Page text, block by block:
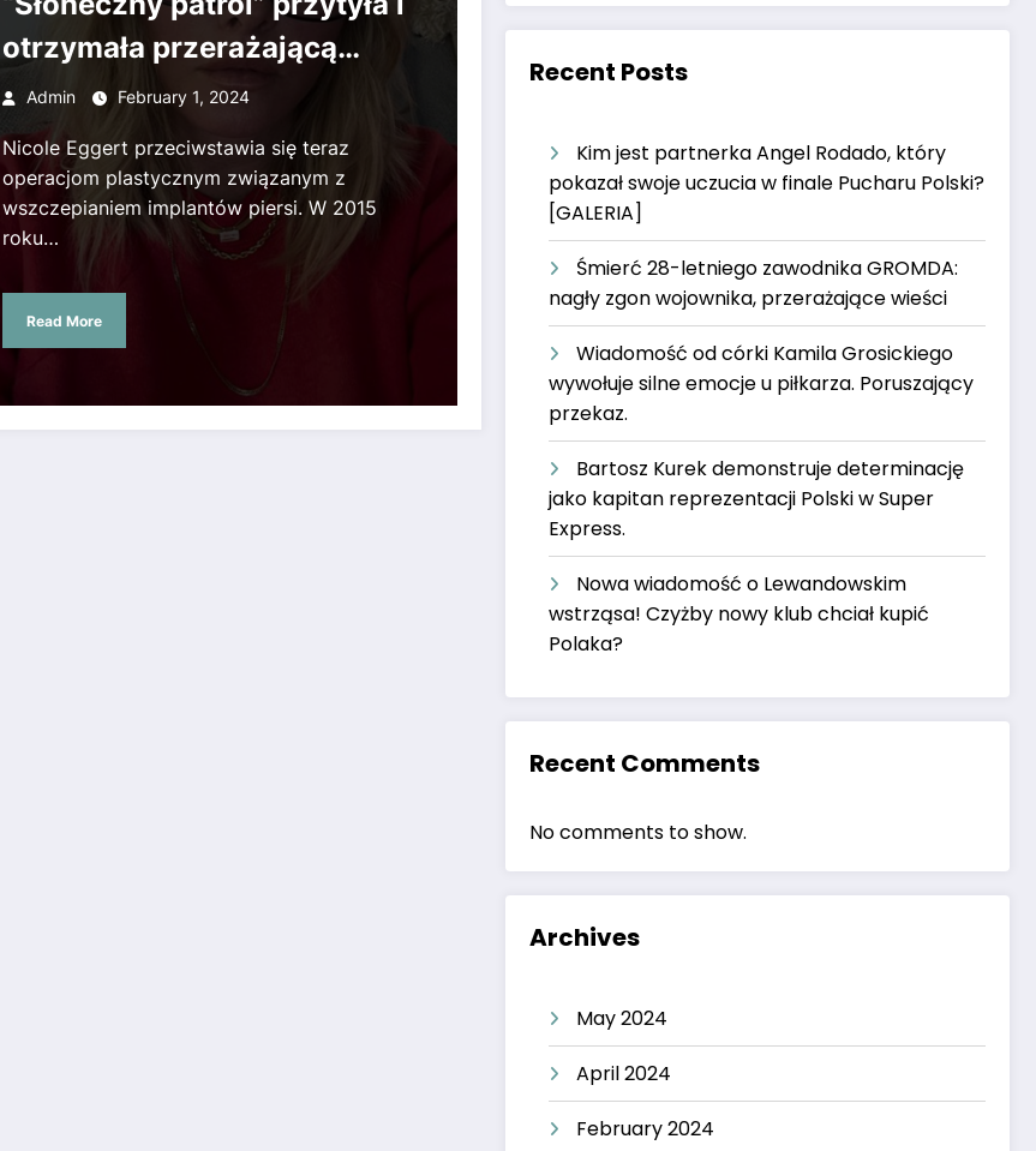
otrzymała przerażającą
diagnozę. Żałuje decyzji o
wszczepieniu implantów”
Admin February 1, 2024
Nicole Eggert przeciwstawia się teraz
operacjom plastycznym związanym z
wszczepianiem implantów piersi. W 2015
roku…
Read More
Recent Posts
Kim jest partnerka Angel Rodado, który
pokazał swoje uczucia w finale Pucharu Polski?
[GALERIA]
Śmierć 28-letniego zawodnika GROMDA:
nagły zgon wojownika, przerażające wieści
Wiadomość od córki Kamila Grosickiego
wywołuje silne emocje u piłkarza. Poruszający
przekaz.
Bartosz Kurek demonstruje determinację
jako kapitan reprezentacji Polski w Super
Express.
Nowa wiadomość o Lewandowskim
wstrząsa! Czyżby nowy klub chciał kupić
Polaka?
Recent Comments
No comments to show.
Archives
May 2024
April 2024
February 2024